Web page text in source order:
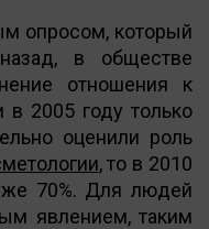
опросом, который
в обществе
отношения к
в 2005 году только
оценили роль
, то в 2010
70%. Для людей
явлением, таким